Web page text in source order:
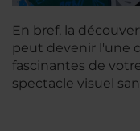
En bref, la
peut devenir l'une
fascinantes de
spectacle visuel